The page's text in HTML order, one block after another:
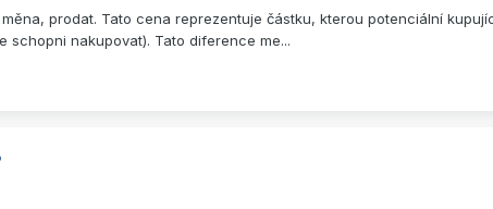
prodat. Tato cena reprezentuje částku, kterou potenciální
schopni nakupovat). Tato diference me...